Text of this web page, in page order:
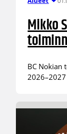
Mikko
BC Nokian